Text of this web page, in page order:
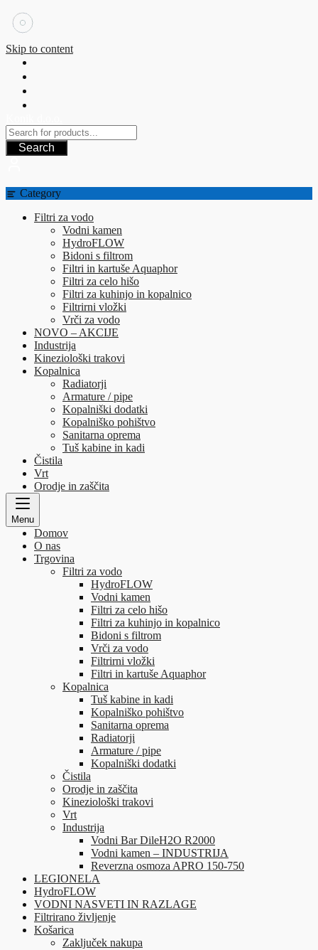
Skip to content
Search
Category
Filtri za vodo
Vodni kamen
HydroFLOW
Bidoni s filtrom
Filtri in kartuše Aquaphor
Filtri za celo hišo
Filtri za kuhinjo in kopalnico
Filtrirni vložki
Vrči za vodo
NOVO – AKCIJE
Industrija
Kineziološki trakovi
Kopalnica
Radiatorji
Armature / pipe
Kopalniški dodatki
Kopalniško pohištvo
Sanitarna oprema
Tuš kabine in kadi
Čistila
Vrt
Orodje in zaščita
Menu
Domov
O nas
Trgovina
Filtri za vodo
HydroFLOW
Vodni kamen
Filtri za celo hišo
Filtri za kuhinjo in kopalnico
Bidoni s filtrom
Vrči za vodo
Filtrirni vložki
Filtri in kartuše Aquaphor
Kopalnica
Tuš kabine in kadi
Kopalniško pohištvo
Sanitarna oprema
Radiatorji
Armature / pipe
Kopalniški dodatki
Čistila
Orodje in zaščita
Kineziološki trakovi
Vrt
Industrija
Vodni Bar DileH2O R2000
Vodni kamen – INDUSTRIJA
Reverzna osmoza APRO 150-750
LEGIONELA
HydroFLOW
VODNI NASVETI IN RAZLAGE
Filtrirano življenje
Košarica
Zaključek nakupa